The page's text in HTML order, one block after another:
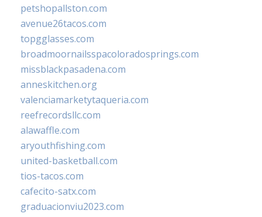
petshopallston.com
avenue26tacos.com
topgglasses.com
broadmoornailsspacoloradosprings.com
missblackpasadena.com
anneskitchen.org
valenciamarketytaqueria.com
reefrecordsllc.com
alawaffle.com
aryouthfishing.com
united-basketball.com
tios-tacos.com
cafecito-satx.com
graduacionviu2023.com